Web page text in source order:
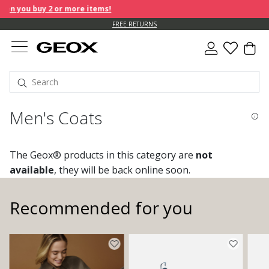
you buy 2 or more items!
FREE RETURNS
Men's Coats
The Geox® products in this category are not
available, they will be back online soon.
Recommended for you